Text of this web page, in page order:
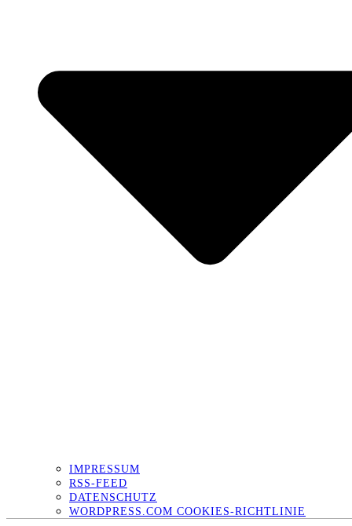
IMPRESSUM
RSS-FEED
DATENSCHUTZ
WORDPRESS.COM COOKIES-RICHTLINIE